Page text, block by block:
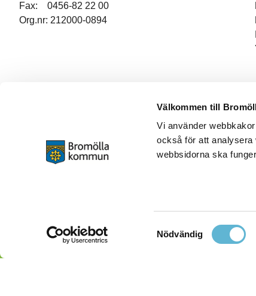
Välkommen till
Vi använder
också för att
webbsidorna ska
Samtyckesval
Nödvändig
Fax: 0456-82 22 00
Org.nr: 212000-0894